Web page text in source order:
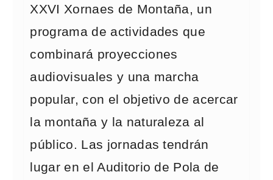
XXVI Xornaes de Montaña, un
programa de actividades que
combinará proyecciones
audiovisuales y una marcha
popular, con el objetivo de acercar
la montaña y la naturaleza al
público. Las jornadas tendrán
lugar en el Auditorio de Pola de